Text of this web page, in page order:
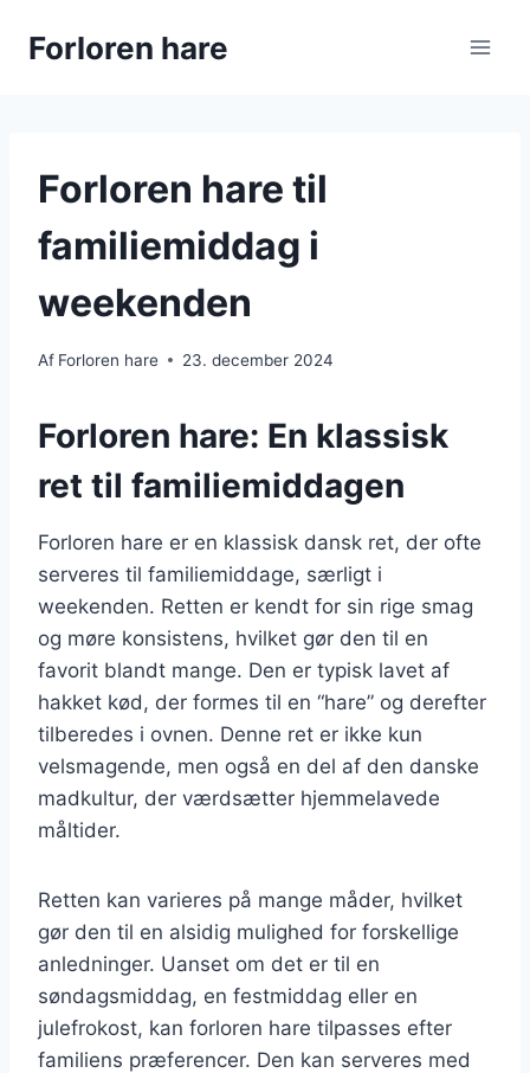
Forloren hare
Forloren hare til
familiemiddag i
weekenden
Af Forloren hare 23. december 2024
Forloren hare: En klassisk
ret til familiemiddagen
Forloren hare er en klassisk dansk ret, der ofte
serveres til familiemiddage, særligt i
weekenden. Retten er kendt for sin rige smag
og møre konsistens, hvilket gør den til en
favorit blandt mange. Den er typisk lavet af
hakket kød, der formes til en “hare” og derefter
tilberedes i ovnen. Denne ret er ikke kun
velsmagende, men også en del af den danske
madkultur, der værdsætter hjemmelavede
måltider.
Retten kan varieres på mange måder, hvilket
gør den til en alsidig mulighed for forskellige
anledninger. Uanset om det er til en
søndagsmiddag, en festmiddag eller en
julefrokost, kan forloren hare tilpasses efter
familiens præferencer. Den kan serveres med